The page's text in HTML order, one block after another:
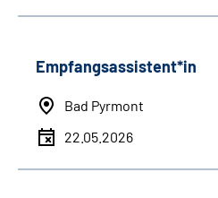
Empfangsassistent*in
Bad Pyrmont
22.05.2026